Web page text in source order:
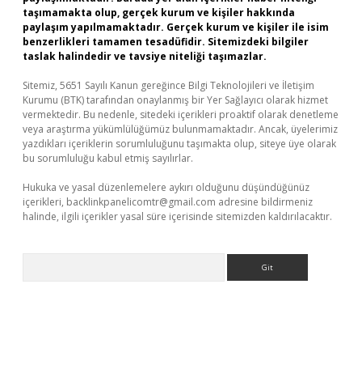
taşımamakta olup, gerçek kurum ve kişiler hakkında
paylaşım yapılmamaktadır. Gerçek kurum ve kişiler ile isim
benzerlikleri tamamen tesadüfidir. Sitemizdeki bilgiler
taslak halindedir ve tavsiye niteliği taşımazlar.
Sitemiz, 5651 Sayılı Kanun gereğince Bilgi Teknolojileri ve İletişim
Kurumu (BTK) tarafından onaylanmış bir Yer Sağlayıcı olarak hizmet
vermektedir. Bu nedenle, sitedeki içerikleri proaktif olarak denetleme
veya araştırma yükümlülüğümüz bulunmamaktadır. Ancak, üyelerimiz
yazdıkları içeriklerin sorumluluğunu taşımakta olup, siteye üye olarak
bu sorumluluğu kabul etmiş sayılırlar.
Hukuka ve yasal düzenlemelere aykırı olduğunu düşündüğünüz
içerikleri, backlinkpanelicomtr@gmail.com adresine bildirmeniz
halinde, ilgili içerikler yasal süre içerisinde sitemizden kaldırılacaktır.